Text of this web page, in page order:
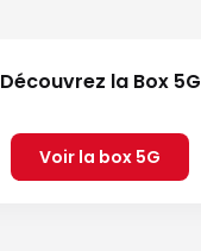
Découvrez la Box 5G
Voir la box 5G